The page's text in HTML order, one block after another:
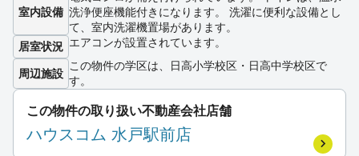
室内設備 洗浄便座機能付きになります。 洗濯に便利な設備とし
て、室内洗濯機置場があります。
居室状況 エアコンが設置されています。
周辺施設
この物件の学区は、日高小学校区・日高中学校区で
す。
この物件の取り扱い不動産会社店舗
ハウスコム 水戸駅前店